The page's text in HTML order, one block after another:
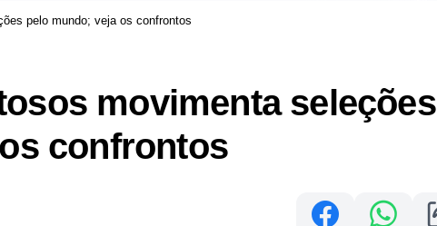
pelo mundo; veja os confrontos
movimenta seleções
confrontos